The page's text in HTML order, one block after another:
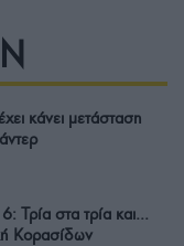
κάνει μετάσταση
Τρία στα τρία και…
Κορασίδων